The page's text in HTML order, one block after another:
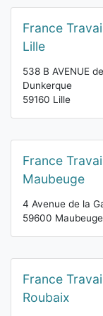
France
Lille
538 B AVENUE de
Dunkerque
59160 Lille
France
Maubeuge
4 Avenue de la
59600 Maubeuge
France
Roubaix